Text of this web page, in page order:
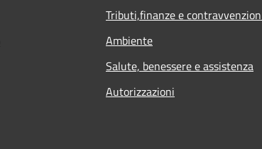
Tributi,finanze e
Ambiente
Salute, benessere e assistenza
Autorizzazioni